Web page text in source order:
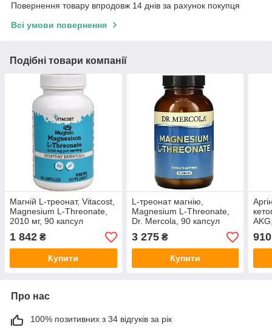
Повернення товару впродовж 14 днів за рахунок покупця
Всі умови повернення
Подібні товари компанії
Магній L-треонат, Vitacost,
Magnesium L-Threonate,
2010 мг, 90 капсул
1 842 ₴
Купити
L-треонат магнію,
Magnesium L-Threonate,
Dr. Mercola, 90 капсул
3 275₴
Купити
910
Про нас
100% позитивних з 34 відгуків за рік